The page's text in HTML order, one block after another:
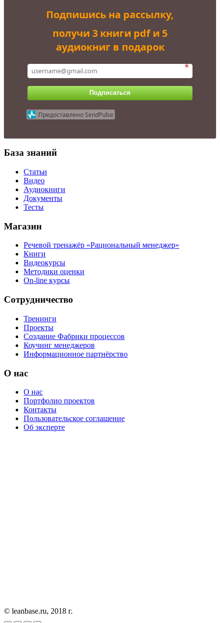
Подпишись на рассылку,
получи 3 книги pdf и 5
аудиокниг в подарок
*
Подписаться
Предоставлено SendPulse
База знаний
Статьи
Видео
Аудиокниги
Документы
Тесты
Магазин
Речевой тренажёр «Рациональный менеджер»
Книги
Видеокурсы
Методики оценки
On-line курсы
Сотрудничество
Тренинги
Проекты
Создание Фабрики процессов
Коучинг менеджеров
Информационное партнёрство
О нас
О нас
Портфолио проектов
Контакты
Пользовательское соглашение
Об эксперте
© leanbase.ru, 2018 г.